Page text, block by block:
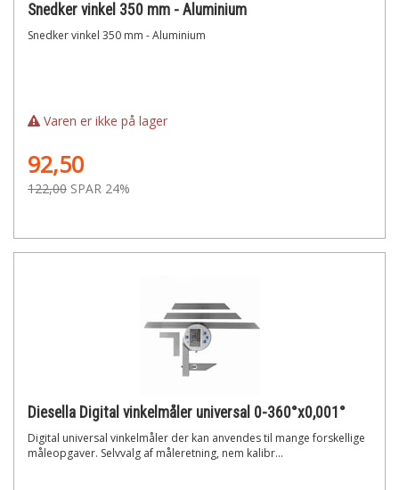
Snedker vinkel 350 mm - Aluminium
Snedker vinkel 350 mm - Aluminium
Varen er ikke på lager
92,50
122,00 SPAR 24%
Diesella Digital vinkelmåler universal 0-360°x0,001°
Digital universal vinkelmåler der kan anvendes til mange forskellige
måleopgaver. Selvvalg af måleretning, nem kalibr...